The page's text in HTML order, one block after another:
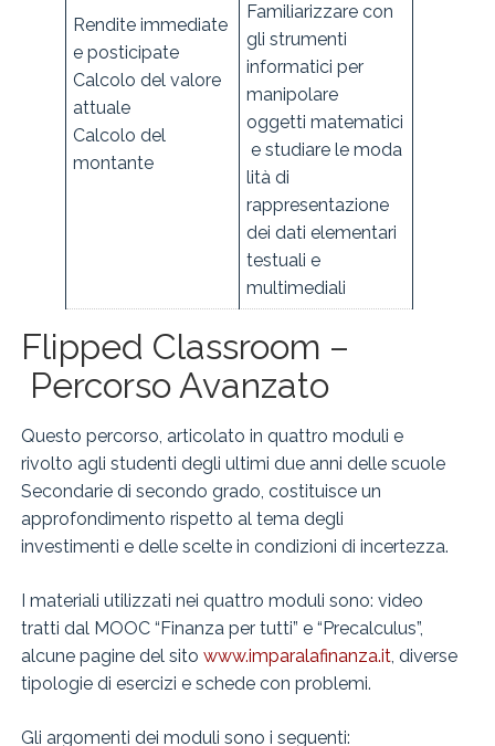
Rendite immediate
e posticipate
Calcolo del valore
attuale
Calcolo del
montante
Familiarizzare con
gli strumenti
informatici per
manipolare
oggetti matematici
e studiare le moda
lità di
rappresentazione
dei dati elementari
testuali e
multimediali
Flipped Classroom –
Percorso Avanzato
Questo percorso, articolato in quattro moduli e
rivolto agli studenti degli ultimi due anni delle scuole
Secondarie di secondo grado, costituisce un
approfondimento rispetto al tema degli
investimenti e delle scelte in condizioni di incertezza.
I materiali utilizzati nei quattro moduli sono: video
tratti dal MOOC “Finanza per tutti” e “Precalculus”,
alcune pagine del sito www.imparalafinanza.it, diverse
tipologie di esercizi e schede con problemi.
Gli argomenti dei moduli sono i seguenti: